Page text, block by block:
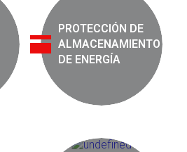
PROTECCIÓN DE
ALMACENAMIENTO
DE ENERGÍA